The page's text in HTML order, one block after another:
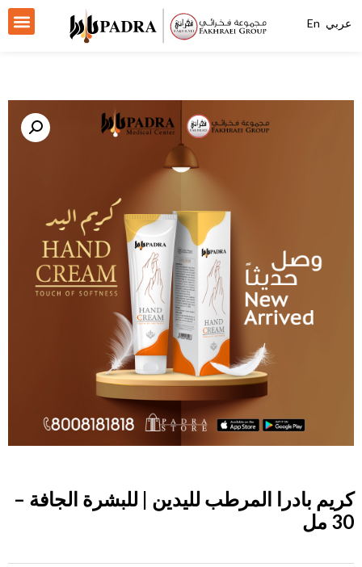
عربي En
كريم بادرا المرطب لليدين | للبشرة الجافة –
30 مل